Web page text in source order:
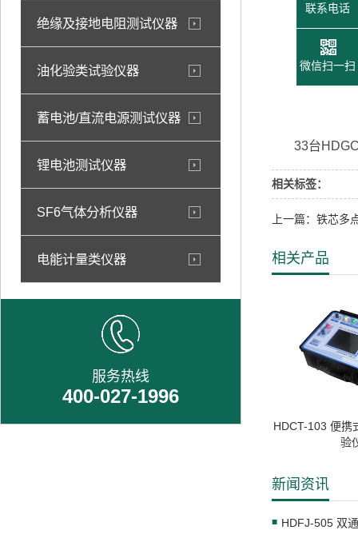
绝缘及接地电阻测试仪器
油化验类试验仪器
蓄电池/直流电源测试仪器
锂电池测试仪器
SF6气体分析仪器
电能计量类仪器
服务热线
400-027-1996
33台
相关标签：
上一篇：铁芯多
相关产品
HDCT-103 便携
验
新闻资讯
HDFJ-505 双
联系电话
微信扫一扫